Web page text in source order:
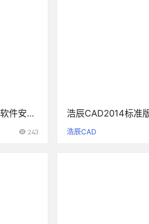
件安装
243
浩辰CAD2014标准
软件下载与安装方法
浩辰CAD